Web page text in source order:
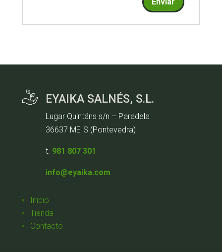
EYAIKA SALNÉS, S.L.
Lugar Quintáns s/n – Paradela
36637 MEIS (Pontevedra)
t. 981 807 301
info@eyaika.com
Inicio
Tienda
Contacto